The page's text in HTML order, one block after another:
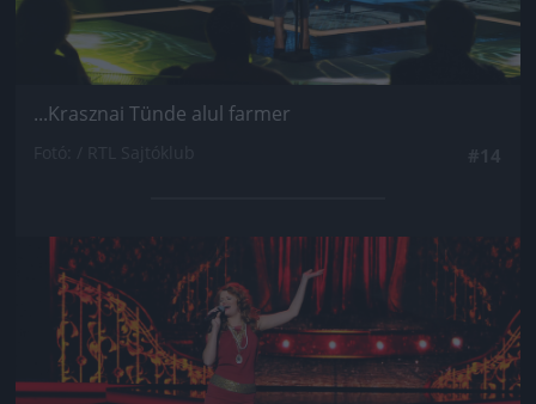
...Krasznai Tünde alul farmer
Jön még kép!